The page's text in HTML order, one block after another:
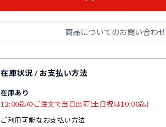
商品についてのお問い合わせ
在庫状況 / お支払い方法
在庫あり
12:00迄のご注文で当日出荷(土日祝は10:00迄)
ご利用可能なお支払い方法